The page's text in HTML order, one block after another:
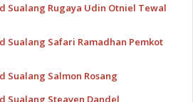
Sualang Rugaya Udin Otniel Tewal
Sualang Safari Ramadhan Pemkot
Sualang Salmon Rosang
Sualang Steaven Dandel